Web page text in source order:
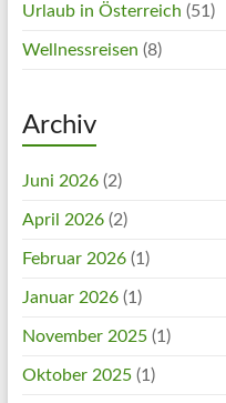
Urlaub in Österreich (51)
Wellnessreisen (8)
Archiv
Juni 2026(2)
April 2026(2)
Februar 2026(1)
Januar 2026(1)
November 2025(1)
Oktober 2025(1)